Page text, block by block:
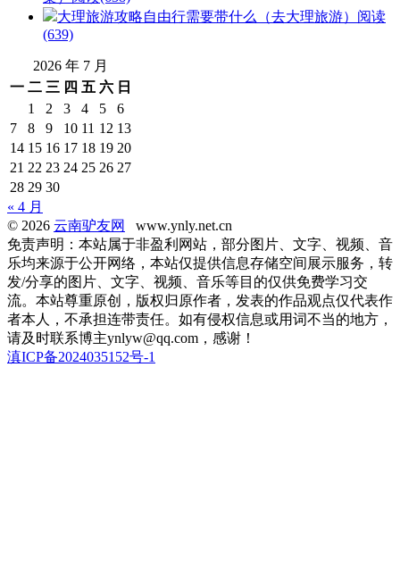
大理旅游攻略自由行需要带什么（去大理旅游） 阅读
(639)
2026 年 7 月
一 二 三 四 五 六 日
1
2 3 4 5
6
7
8 9 10 11 12 13
14 15 16 17 18 19 20
21 22 23 24 25 26 27
28 29 30
« 4 月
© 2026 云南驴友网
www.ynly.net.cn
免责声明：本站属于非盈利网站，部分图片、文字、视频、音
乐均来源于公开网络，本站仅提供信息存储空间展示服务，转
发/分享的图片、文字、视频、音乐等目的仅供免费学习交
流。本站尊重原创，版权归原作者，发表的作品观点仅代表作
者本人，不承担连带责任。如有侵权信息或用词不当的地方，
请及时联系博主ynlyw@qq.com，感谢！
滇ICP备2024035152号-1